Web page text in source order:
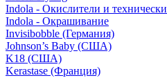
Indola - Окислители и
Indola - Окрашивание
Invisibobble (Германия)
Johnson’s Baby (США)
K18 (США)
Kerastase (Франция)